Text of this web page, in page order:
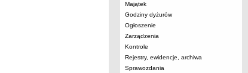
Majątek
Godziny dyżurów
Ogłoszenie
Zarządzenia
Kontrole
Rejestry, ewidencje, archiwa
Sprawozdania